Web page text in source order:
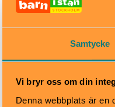
Samtycke
Vi bryr oss om din
Denna webbplats är en